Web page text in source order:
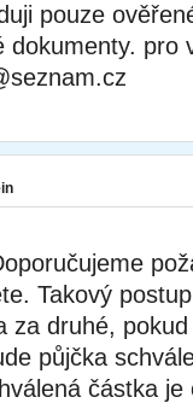
pouze
dokumenty. pro
Takový
za druhé,
půjčka
částka